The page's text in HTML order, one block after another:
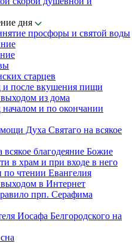
дня
просфоры и святой воды
старцев
после вкушения пищи
из дома
и по окончании
Духа Святаго на всякое
всякое благодеяние Божие
в храм и при входе в него
чтении Евангелия
в Интернет
прп. Серафима
Иосафа Белгородского на